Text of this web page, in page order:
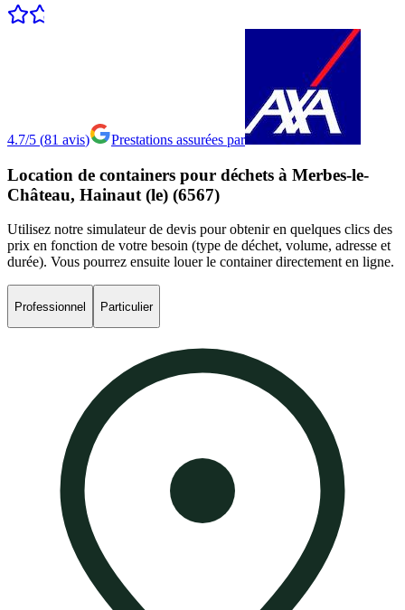
4.7/5 (81 avis) Prestations assurées par
Location de containers pour déchets à Merbes-le-
Château, Hainaut (le) (6567)
Utilisez notre simulateur de devis pour obtenir en quelques clics des
prix en fonction de votre besoin (type de déchet, volume, adresse et
durée). Vous pourrez ensuite louer le container directement en ligne.
Professionnel Particulier